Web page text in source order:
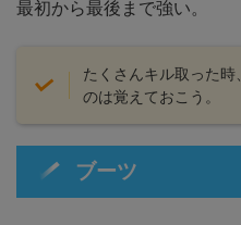
最初から最後まで強い。
たくさんキル取った
のは覚えておこう。
ブーツ